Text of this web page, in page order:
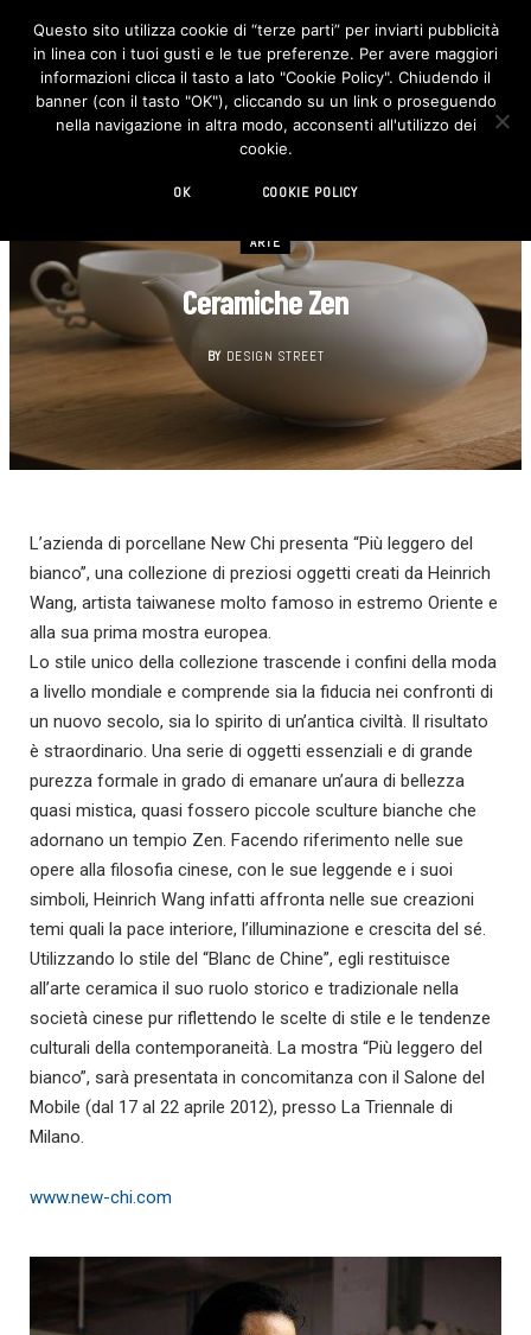
F
c
e
b
o
I
n
s
t
ARTE
Ceramiche Zen
BY DESIGN STREET
L’azienda di porcellane New Chi presenta “Più leggero del
bianco”, una collezione di preziosi oggetti creati da Heinrich
Wang, artista taiwanese molto famoso in estremo Oriente e
alla sua prima mostra europea.
Lo stile unico della collezione trascende i confini della moda
a livello mondiale e comprende sia la fiducia nei confronti di
un nuovo secolo, sia lo spirito di un’antica civiltà. Il risultato
è straordinario. Una serie di oggetti essenziali e di grande
purezza formale in grado di emanare un’aura di bellezza
quasi mistica, quasi fossero piccole sculture bianche che
adornano un tempio Zen. Facendo riferimento nelle sue
opere alla filosofia cinese, con le sue leggende e i suoi
simboli, Heinrich Wang infatti affronta nelle sue creazioni
temi quali la pace interiore, l’illuminazione e crescita del sé.
Utilizzando lo stile del “Blanc de Chine”, egli restituisce
all’arte ceramica il suo ruolo storico e tradizionale nella
società cinese pur riflettendo le scelte di stile e le tendenze
culturali della contemporaneità. La mostra “Più leggero del
bianco”, sarà presentata in concomitanza con il Salone del
Mobile (dal 17 al 22 aprile 2012), presso La Triennale di
Milano.
www.new-chi.com
Questo sito utilizza cookie di “terze parti” per inviarti pubblicità
in linea con i tuoi gusti e le tue preferenze. Per avere maggiori
informazioni clicca il tasto a lato "Cookie Policy". Chiudendo il
banner (con il tasto "OK"), cliccando su un link o proseguendo
nella navigazione in altra modo, acconsenti all'utilizzo dei
cookie.
OK COOKIE POLICY